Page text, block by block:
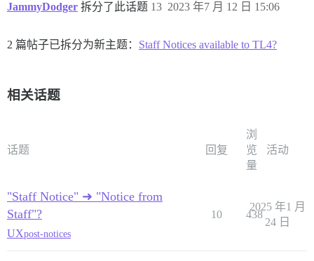
JammyDodger 拆分了此话题 2023 年7 月 12 日 15:06
13
2 篇帖子已拆分为新主题： Staff Notices available to TL4?
相关话题
话题 回复
浏
览
量
活动
"Staff Notice" ➜ "Notice from
Staff"?
UXpost-notices
10 438
2025 年1 月
24 日